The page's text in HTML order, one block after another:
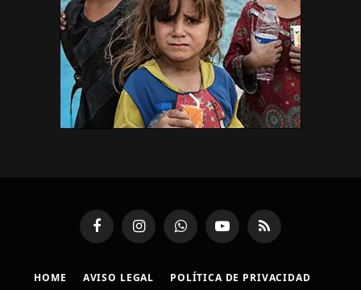
FacebookInstagramWhatsAppYouTubeRSS
HOME AVISO LEGAL POLÍTICA DE PRIVACIDAD